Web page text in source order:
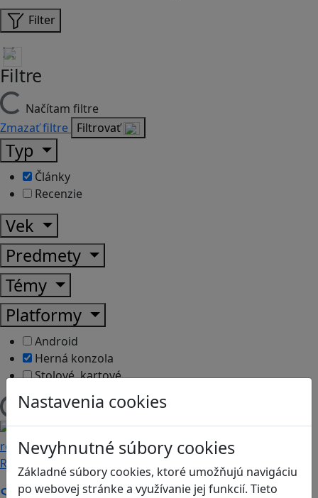
Nastavenia cookies
Nevyhnutné súbory cookies
Základné súbory cookies, ktoré umožňujú navigáciu
po webovej stránke a využívanie jej funkcií. Tieto
Filter
Filtre
Načítam filtre
Zmazať filtre Filtrovať
Typ
Články
Recenzie
Vek
Predmety
Témy
Platformy
Android
Herná konzola
Stolové, kartové
Načítam blogy
Recenzie